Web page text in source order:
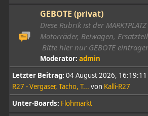
GEBOTE (privat)
Diese Rubrik ist der
Motorräder, Beiwagen,
Bitte hier nur GEBOTE
Moderator: admin
Letzter Beitrag: 04 August 2026, 16:19:11
R27 - Vergaser, Tacho, T... von Kalli-R27
Unter-Boards Flohmarkt